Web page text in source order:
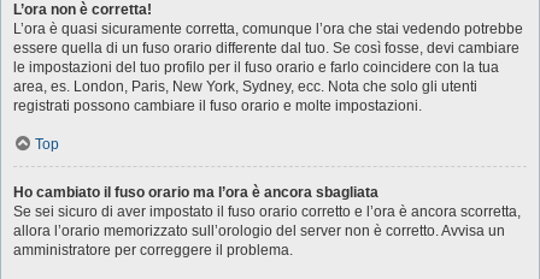
L’ora non è corretta!
L’ora è quasi sicuramente corretta, comunque l’ora che stai vedendo potrebbe
essere quella di un fuso orario differente dal tuo. Se così fosse, devi cambiare
le impostazioni del tuo profilo per il fuso orario e farlo coincidere con la tua
area, es. London, Paris, New York, Sydney, ecc. Nota che solo gli utenti
registrati possono cambiare il fuso orario e molte impostazioni.
Top
Ho cambiato il fuso orario ma l’ora è ancora sbagliata
Se sei sicuro di aver impostato il fuso orario corretto e l’ora è ancora scorretta,
allora l’orario memorizzato sull’orologio del server non è corretto. Avvisa un
amministratore per correggere il problema.